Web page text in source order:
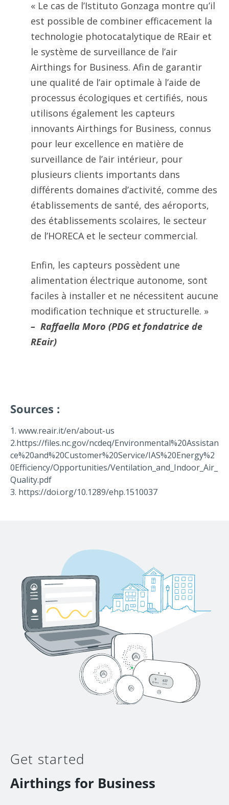
« Le cas de l’Istituto Gonzaga montre qu’il
est possible de combiner efficacement la
technologie photocatalytique de REair et
le système de surveillance de l’air
Airthings for Business. Afin de garantir
une qualité de l’air optimale à l’aide de
processus écologiques et certifiés, nous
utilisons également les capteurs
innovants Airthings for Business, connus
pour leur excellence en matière de
surveillance de l’air intérieur, pour
plusieurs clients importants dans
différents domaines d’activité, comme des
établissements de santé, des aéroports,
des établissements scolaires, le secteur
de l’HORECA et le secteur commercial.
Enfin, les capteurs possèdent une
alimentation électrique autonome, sont
faciles à installer et ne nécessitent aucune
modification technique et structurelle. »
– Raffaella Moro (PDG et fondatrice de
REair)
Sources :
1. www.reair.it/en/about-us
2.https://files.nc.gov/ncdeq/Environmental%20Assistan
ce%20and%20Customer%20Service/IAS%20Energy%2
0Efficiency/Opportunities/Ventilation_and_Indoor_Air_
Quality.pdf
3. https://doi.org/10.1289/ehp.1510037
Get started
Airthings for Business